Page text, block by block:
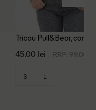
Tricou Pull&Bear, corai
45.00 lei RRP: 99.00 lei
S L